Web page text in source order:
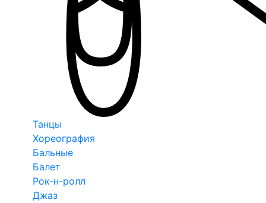
Танцы
Хореография
Бальные
Балет
Рок-н-ролл
Джаз